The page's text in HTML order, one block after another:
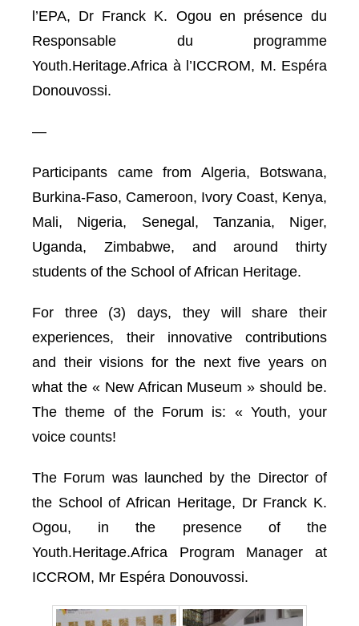
l’EPA, Dr Franck K. Ogou en présence du
Responsable du programme
Youth.Heritage.Africa à l’ICCROM, M. Espéra
Donouvossi.
—
Participants came from Algeria, Botswana,
Burkina-Faso, Cameroon, Ivory Coast, Kenya,
Mali, Nigeria, Senegal, Tanzania, Niger,
Uganda, Zimbabwe, and around thirty
students of the School of African Heritage.
For three (3) days, they will share their
experiences, their innovative contributions
and their visions for the next five years on
what the « New African Museum » should be.
The theme of the Forum is: « Youth, your
voice counts!
The Forum was launched by the Director of
the School of African Heritage, Dr Franck K.
Ogou, in the presence of the
Youth.Heritage.Africa Program Manager at
ICCROM, Mr Espéra Donouvossi.